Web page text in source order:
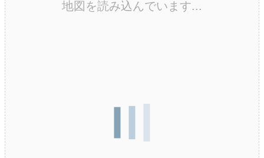
地図を読み込んでいます...